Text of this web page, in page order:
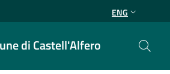
ENG
di Castell'Alfero